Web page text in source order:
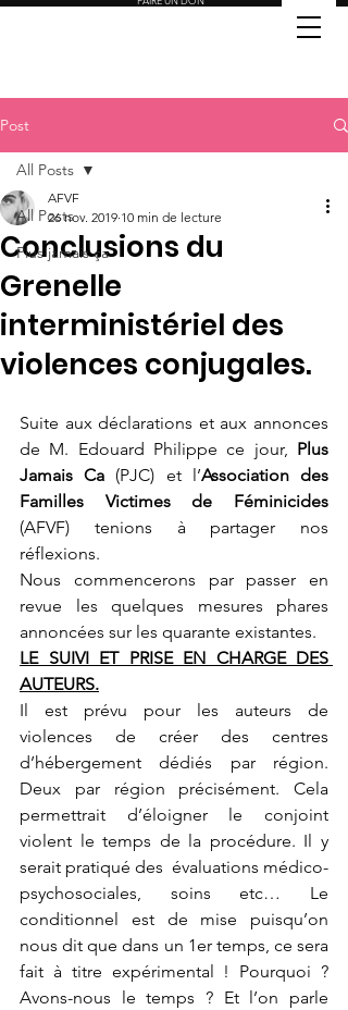
Post
All Posts
Plus jamais ça
All Posts
Conclusions du
Grenelle
interministériel des
violences conjugales.
AFVF
26 nov. 2019 10 min de lecture
Suite aux déclarations et aux annonces
de M. Edouard Philippe ce jour, Plus
Jamais Ca (PJC) et l’Association des
Familles Victimes de Féminicides
(AFVF) tenions à partager nos
réflexions.
Nous commencerons par passer en
revue les quelques mesures phares
annoncées sur les quarante existantes.
LE SUIVI ET PRISE EN CHARGE DES
AUTEURS.
Il est prévu pour les auteurs de
violences de créer des centres
d’hébergement dédiés par région.
Deux par région précisément. Cela
permettrait d’éloigner le conjoint
violent le temps de la procédure. Il y
serait pratiqué des  évaluations médico-
psychosociales, soins etc… Le
conditionnel est de mise puisqu’on
nous dit que dans un 1er temps, ce sera
fait à titre expérimental ! Pourquoi ?
Avons-nous le temps ? Et l’on parle